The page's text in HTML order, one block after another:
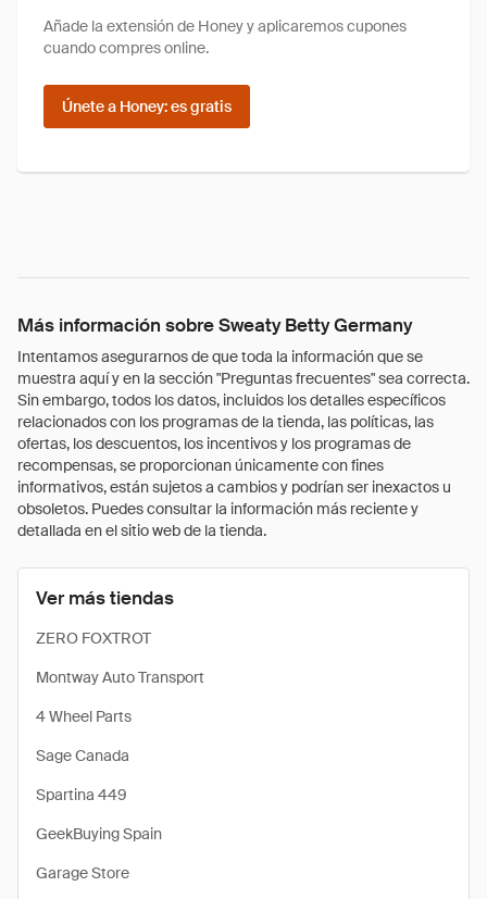
Añade la extensión de Honey y aplicaremos cupones
cuando compres online.
Únete a Honey: es gratis
Más información sobre Sweaty Betty Germany
Intentamos asegurarnos de que toda la información que se
muestra aquí y en la sección "Preguntas frecuentes" sea correcta.
Sin embargo, todos los datos, incluidos los detalles específicos
relacionados con los programas de la tienda, las políticas, las
ofertas, los descuentos, los incentivos y los programas de
recompensas, se proporcionan únicamente con fines
informativos, están sujetos a cambios y podrían ser inexactos u
obsoletos. Puedes consultar la información más reciente y
detallada en el sitio web de la tienda.
Ver más tiendas
ZERO FOXTROT
Montway Auto Transport
4 Wheel Parts
Sage Canada
Spartina 449
GeekBuying Spain
Garage Store